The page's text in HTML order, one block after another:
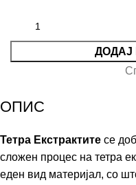
ОПИС
Тетра Екстрактите се
сложен процес на тетра
еден вид материјал, со